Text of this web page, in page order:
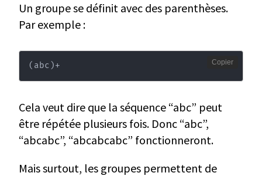
Un groupe se définit avec des parenthèses.
Par exemple :
( abc )+ Copier
Cela veut dire que la séquence “abc” peut
être répétée plusieurs fois. Donc “abc”,
“abcabc”, “abcabcabc” fonctionneront.
Mais surtout, les groupes permettent de